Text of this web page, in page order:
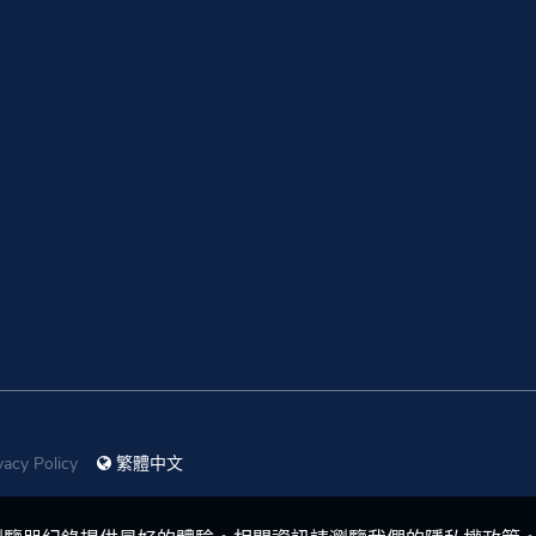
Policy 繁體中文